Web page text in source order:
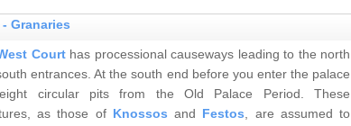
- Granaries
Courthas processional causeways leading to the north
entrances. At the south end before you enter the palace
circular pits from the Old Palace Period. These
as those of
Knossos and Festos, are assumed to